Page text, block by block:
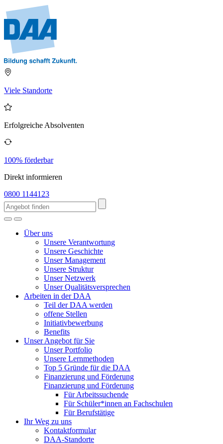
Viele Standorte
Erfolgreiche Absolventen
100% förderbar
Direkt informieren
0800 1144123
Über uns
Unsere Verantwortung
Unsere Geschichte
Unser Management
Unsere Struktur
Unser Netzwerk
Unser Qualitätsversprechen
Arbeiten in der DAA
Teil der DAA werden
offene Stellen
Initiativbewerbung
Benefits
Unser Angebot für Sie
Unser Portfolio
Unsere Lernmethoden
Top 5 Gründe für die DAA
Finanzierung und Förderung
Finanzierung und Förderung
Für Arbeitssuchende
Für Schüler*innen an Fachschulen
Für Berufstätige
Ihr Weg zu uns
Kontaktformular
DAA-Standorte